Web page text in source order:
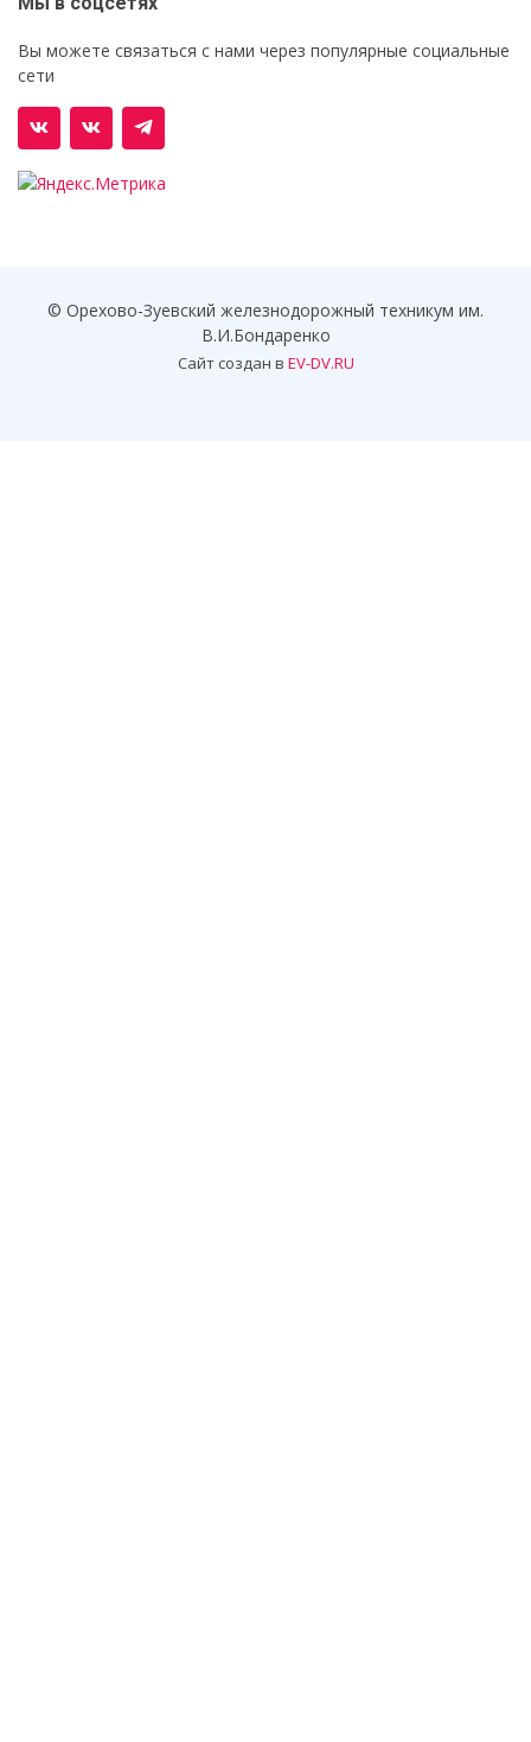
Вы можете связаться с нами через популярные социальные
сети
© Орехово-Зуевский железнодорожный техникум им.
В.И.Бондаренко
Сайт создан в EV-DV.RU